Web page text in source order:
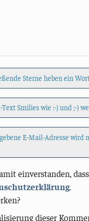
Sterne heben ein
Text Smilies wie :-) und ;-)
E-Mail-Adresse
einverstanden,
.
dieser